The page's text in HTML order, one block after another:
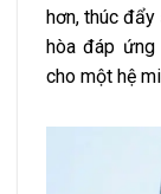
hơn, thúc
hòa đáp ứng
cho một hệ